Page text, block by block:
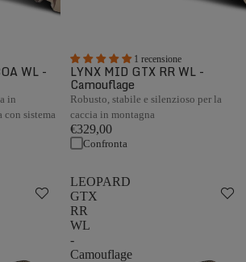
WL -
in
con sistema
1 recensione
LYNX MID GTX RR WL -
Camouflage
Robusto, stabile e silenzioso per la
caccia in montagna
€329,00
Confronta
LEOPARD
GTX
RR
WL
-
Camouflage